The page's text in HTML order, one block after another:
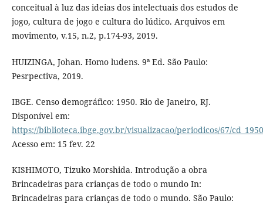
conceitual à luz das ideias dos intelectuais dos estudos de
jogo, cultura de jogo e cultura do lúdico. Arquivos em
movimento, v.15, n.2, p.174-93, 2019.
HUIZINGA, Johan. Homo ludens. 9ª Ed. São Paulo:
Pesrpectiva, 2019.
IBGE. Censo demográfico: 1950. Rio de Janeiro, RJ.
Disponível em:
https://biblioteca.ibge.gov.br/visualizacao/periodicos/67/
Acesso em: 15 fev. 22
KISHIMOTO, Tizuko Morshida. Introdução a obra
Brincadeiras para crianças de todo o mundo In:
Brincadeiras para crianças de todo o mundo. São Paulo: